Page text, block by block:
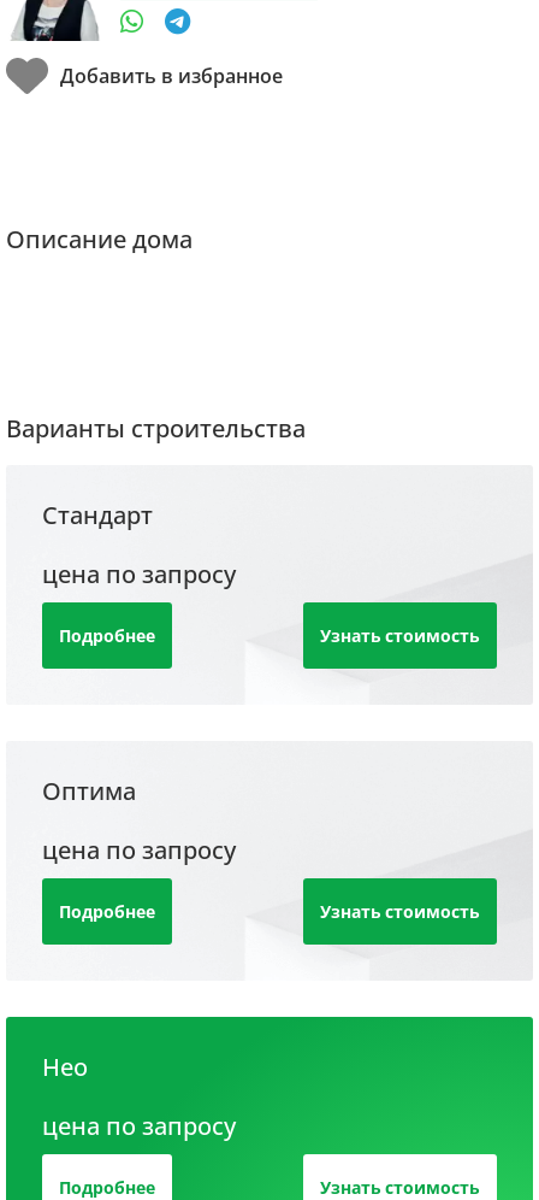
Описание дома
Варианты строительства
Стандарт
цена по запросу
Подробнее Узнать стоимость
Оптима
цена по запросу
Подробнее Узнать стоимость
Нео
цена по запросу
Подробнее Узнать стоимость